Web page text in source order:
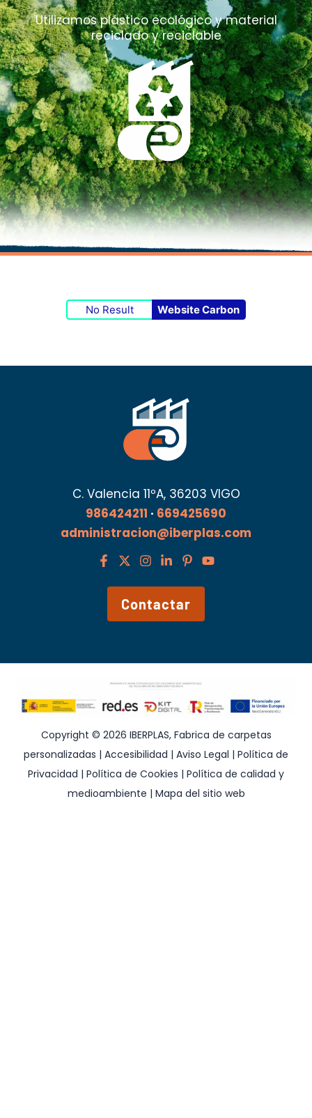
Utilizamos plástico ecológico y material
reciclado y reciclable
No Result Website Carbon
C. Valencia 11ºA, 36203 VIGO
986424211 · 669425690
administracion@iberplas.com
Contactar
Copyright © 2026 IBERPLAS, Fabrica de carpetas
personalizadas | Accesibilidad | Aviso Legal | Política de
Privacidad | Política de Cookies | Política de calidad y
medioambiente | Mapa del sitio web